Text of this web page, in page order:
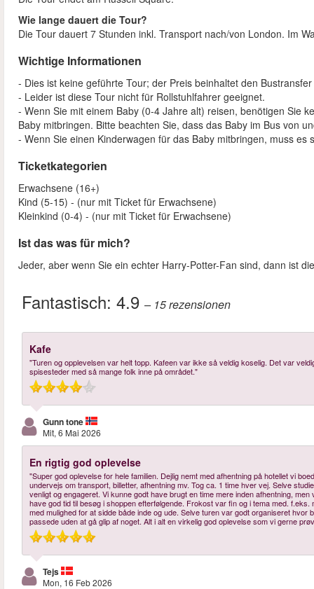
Wie lange dauert die Tour?
Die Tour dauert 7 Stunden inkl. Transport nach/von London. Im
Wichtige Informationen
- Dies ist keine geführte Tour; der Preis beinhaltet den
- Leider ist diese Tour nicht für Rollstuhlfahrer geeignet.
- Wenn Sie mit einem Baby (0-4 Jahre alt) reisen, benötigen Sie
Baby mitbringen. Bitte beachten Sie, dass das Baby im Bus von
- Wenn Sie einen Kinderwagen für das Baby mitbringen, muss es
Ticketkategorien
Erwachsene (16+)
Kind (5-15) - (nur mit Ticket für Erwachsene)
Kleinkind (0-4) - (nur mit Ticket für Erwachsene)
Ist das was für mich?
Jeder, aber wenn Sie ein echter Harry-Potter-Fan sind, dann ist
Fantastisch: 4.9 – 15rezensionen
Kafe
"Turen og opplevelsen var helt topp. Kafeen var ikke så veldig koselig. Det var
spisesteder med så mange folk inne på området."
Gunn tone
Mit, 6 Mai 2026
En rigtig god oplevelse
"Super god oplevelse for hele familien. Dejlig nemt med afhentning på hotellet vi
undervejs om transport, billetter, afhentning mv. Tog ca. 1 time hver vej. Selve
venligt og engageret. Vi kunne godt have brugt en time mere inden afhentning,
have god tid til besøg i shoppen efterfølgende. Frokost var fin og i tema med.
med mulighed for at sidde både inde og ude. Selve turen var godt organiseret
passede uden at gå glip af noget. Alt i alt en virkelig god oplevelse som vi gerne
Tejs
Mon, 16 Feb 2026